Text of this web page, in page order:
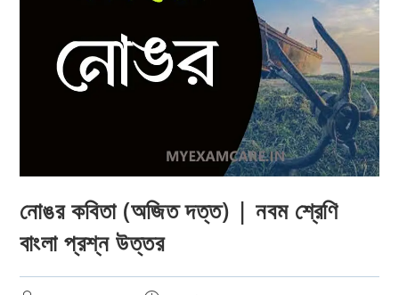
নোঙর কবিতা (অজিত দত্ত) | নবম শ্রেণি
বাংলা প্রশ্ন উত্তর